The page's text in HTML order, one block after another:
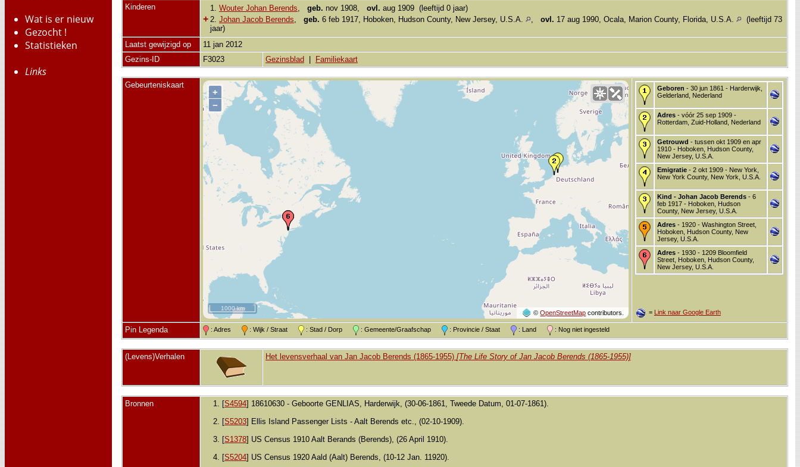
Wat is er nieuw
Gezocht !
Statistieken
Links
Kinderen
1. Wouter Johan Berends geb. nov 1908, ovl. aug 1909 (leeftijd 0 jaar)
+ 2. Johan Jacob Berends geb. 6 feb 1917, Hoboken, Hudson County, New Jersey, U.S.A. ovl. 17 aug 1990, Ocala, Marion County, Florida, U.S.A.
(leeftijd 73
jaar)
Laatst gewijzigd op
11 jan 2012
Gezins-ID
F3023 Gezinsblad | Familiekaart
Gebeurteniskaart
+
−
©OpenStreetMap contributors.
1000 km
Geboren - 30 jun 1861 - Harderwijk,
Gelderland, Nederland
Adres - vóór 25 sep 1909 -
Rotterdam, Zuid-Holland, Nederland
Getrouwd - tussen okt 1909 en apr
1910 - Hoboken, Hudson County,
New Jersey, U.S.A.
Emigratie - 2 okt 1909 - New York,
New York County, New York, U.S.A.
Kind - Johan Jacob Berends - 6
feb 1917 - Hoboken, Hudson
County, New Jersey, U.S.A.
Adres - 1920 - Washington Street,
Hoboken, Hudson County, New
Jersey, U.S.A.
Adres - 1930 - 1209 Bloomfield
Street, Hoboken, Hudson County,
New Jersey, U.S.A.
= Link naar Google Earth
Pin Legenda : Adres : Wijk / Straat : Stad / Dorp : Gemeente/Graafschap : Provincie / Staat : Land : Nog niet ingesteld
(Levens)Verhalen Het levensverhaal van Jan Jacob Berends (1865-1955) [The Life Story of Jan Jacob Berends (1865-1955)]
Bronnen [S4594] 18610630 - Geboorte GENLIAS, Harderwijk, (30-06-1861, Tweede Datum, 01-07-1861).
[S5203] Ellis Island Passenger Lists - Aalt Berends etc., (02-10-1909).
[S1378] US Census 1910 Aalt Berands (Berends), (26 April 1910).
[S5204] US Census 1920 Aald (Aalt) Berends, (10-12 Jan. 11920).